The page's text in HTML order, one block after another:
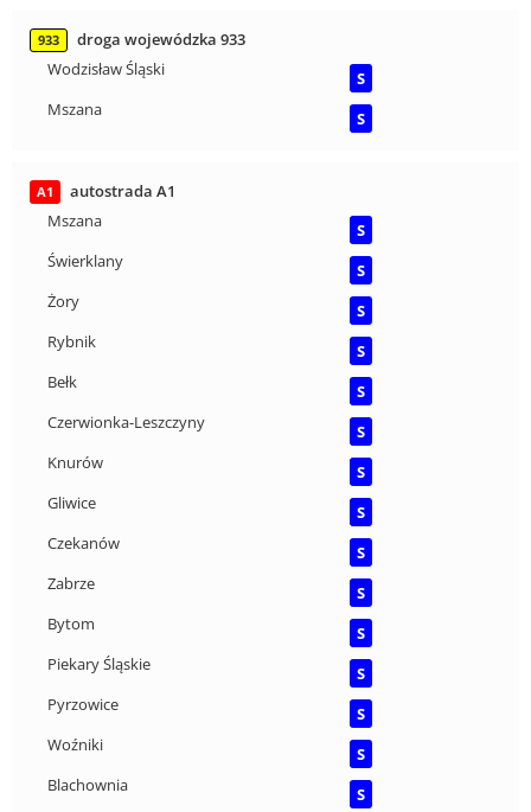
933
droga wojewódzka 933
Wodzisław Śląski
S
Mszana
S
A1
autostrada A1
Mszana
S
Świerklany
S
Żory
S
Rybnik
S
Bełk
S
Czerwionka-Leszczyny
S
Knurów
S
Gliwice
S
Czekanów
S
Zabrze
S
Bytom
S
Piekary Śląskie
S
Pyrzowice
S
Woźniki
S
Blachownia
S